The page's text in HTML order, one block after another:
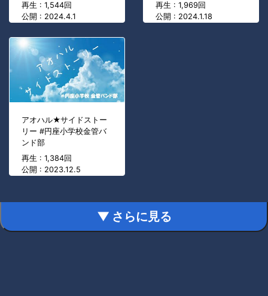
再生 : 1,544回
公開 : 2024.4.1
再生 : 1,969回
公開 : 2024.1.18
アオハル★サイドストー
リー #円座小学校金管バ
ンド部
再生 : 1,384回
公開 : 2023.12.5
▼ さらに見る